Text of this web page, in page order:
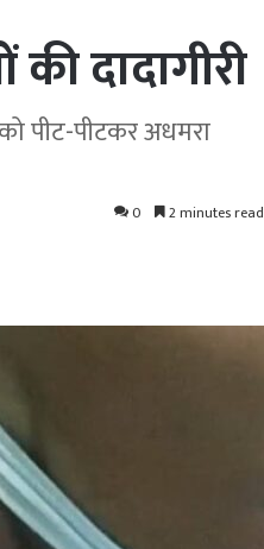
दादागीरी
पीट-पीटकर अधमरा
0 2 minutes read